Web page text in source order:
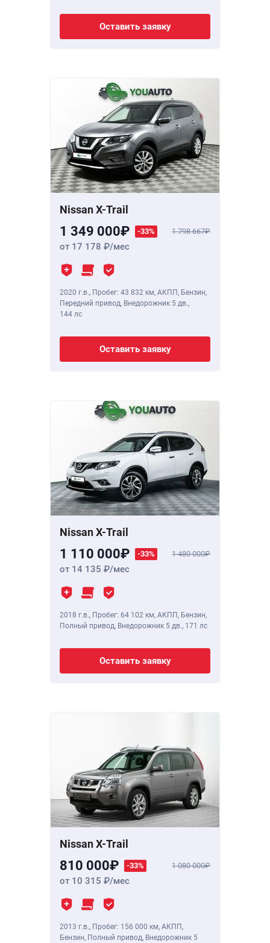
Оставить заявку
Nissan X-Trail
1 349 000 -33% 1 798 667
от 17 178 /мес
2020 г.в., Пробег: 43 832 км, АКПП, Бензин,
Передний привод, Внедорожник 5 дв.,
144 лс
Оставить заявку
Nissan X-Trail
1 110 000 -33% 1 480 000
от 14 135 /мес
2018 г.в., Пробег: 64 102 км, АКПП, Бензин,
Полный привод, Внедорожник 5 дв., 171 лс
Оставить заявку
Nissan X-Trail
810 000 -33% 1 080 000
от 10 315 /мес
2013 г.в., Пробег: 156 000 км, АКПП,
Бензин, Полный привод, Внедорожник 5